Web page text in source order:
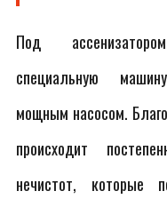
Под
специальную
мощным насосом.
происходит
нечистот, которые